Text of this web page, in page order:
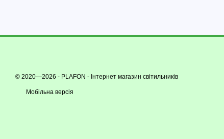
© 2020—2026 - PLAFON - Інтернет магазин світильників
Мобільна версія